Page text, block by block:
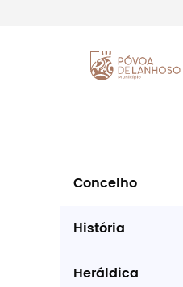
Concelho
História
Heráldica